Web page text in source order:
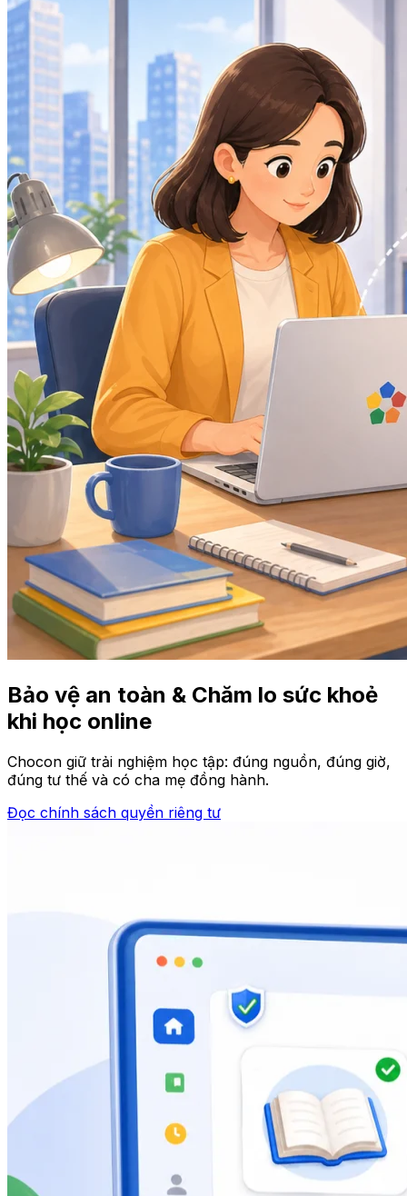
Bảo vệ an toàn & Chăm lo sức khoẻ
khi học online
Chocon giữ trải nghiệm học tập: đúng nguồn, đúng giờ,
đúng tư thế và có cha mẹ đồng hành.
Đọc chính sách quyền riêng tư